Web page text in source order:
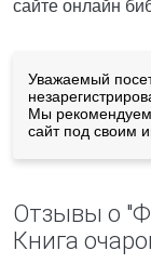
сайте онлайн
Уважаемый
Мы
сайт под своим
Отзывы о
Книга